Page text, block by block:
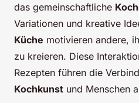
das gemeinschaftliche
Variationen und kreative
Küche motivieren andere,
zu kreieren. Diese
Rezepten führen die
Kochkunst und Menschen